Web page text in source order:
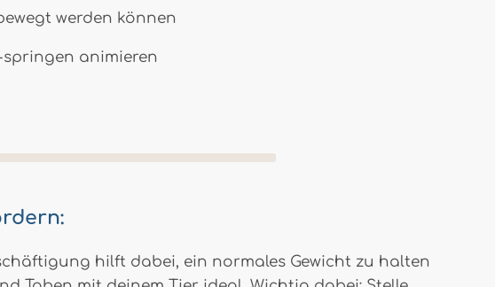
werden können
animieren
hilft dabei, ein normales Gewicht zu halten